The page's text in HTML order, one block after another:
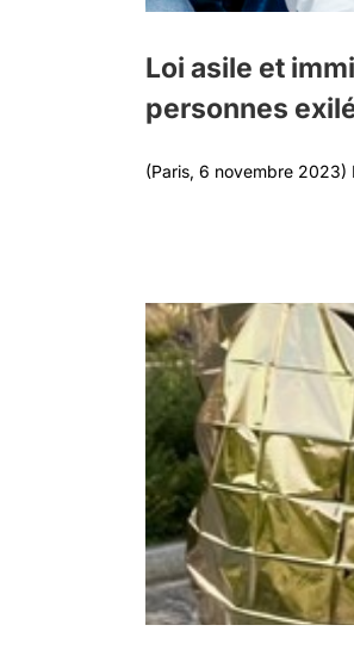
Loi asile et
personnes
(Paris, 6 novembre